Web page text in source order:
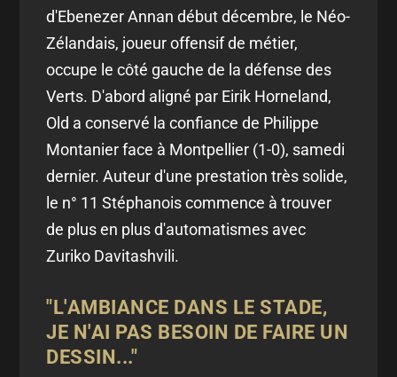
d'Ebenezer Annan début décembre, le Néo-
Zélandais, joueur offensif de métier,
occupe le côté gauche de la défense des
Verts. D'abord aligné par Eirik Horneland,
Old a conservé la confiance de Philippe
Montanier face à Montpellier (1-0), samedi
dernier. Auteur d'une prestation très solide,
le n° 11 Stéphanois commence à trouver
de plus en plus d'automatismes avec
Zuriko Davitashvili.
"L'AMBIANCE DANS LE STADE,
JE N'AI PAS BESOIN DE FAIRE UN
DESSIN..."